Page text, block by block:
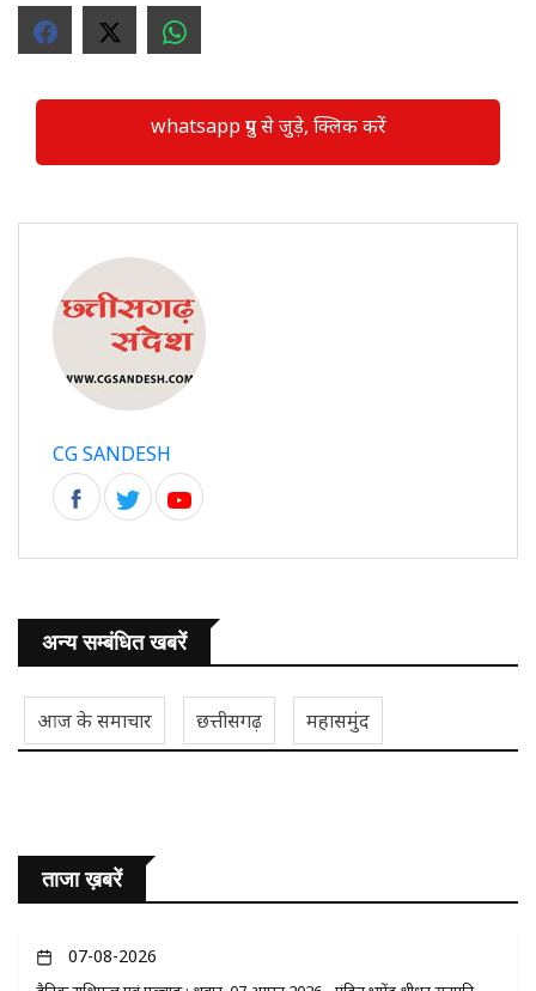
whatsapp ग्रुप से जुड़े, क्लिक करें
CG SANDESH
अन्य सम्बंधित खबरें
आज के समाचार छत्तीसगढ़ महासमुंद
ताजा ख़बरें
07-08-2026